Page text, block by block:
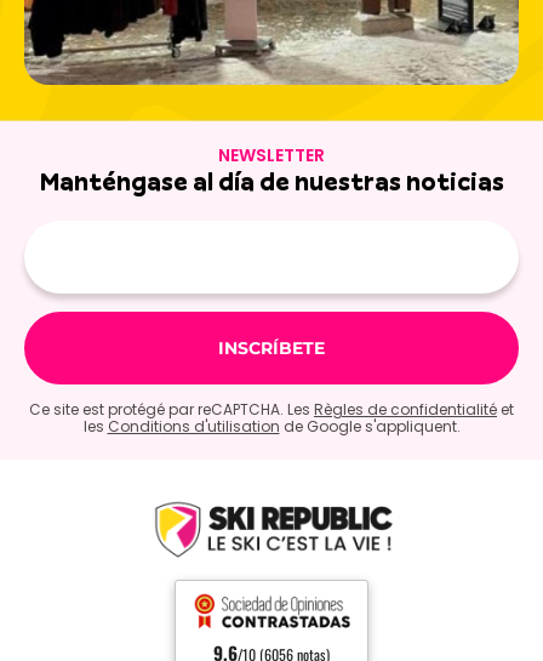
NEWSLETTER
Manténgase al día de nuestras noticias
Ce site est protégé par reCAPTCHA. Les Règles de confidentialité et
les Conditions d'utilisation de Google s'appliquent.
9.6/10 (6056 notas)